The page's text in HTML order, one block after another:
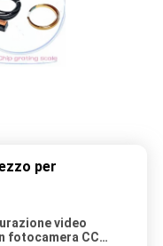
per
video
fotocamera CCD